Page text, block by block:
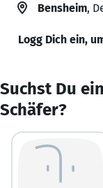
Bensheim,
Logg Dich ein,
Suchst Du
Schäfer?